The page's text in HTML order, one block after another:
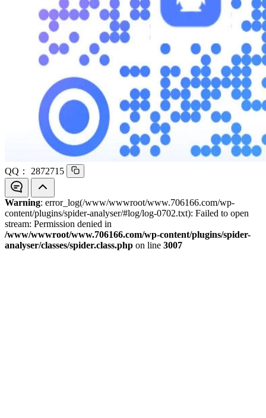
QQ： 2872715
Warning: error_log(/www/wwwroot/www.706166.com/wp-
content/plugins/spider-analyser/#log/log-0702.txt): Failed to open
stream: Permission denied in
/www/wwwroot/www.706166.com/wp-content/plugins/spider-
analyser/classes/spider.class.php on line 3007